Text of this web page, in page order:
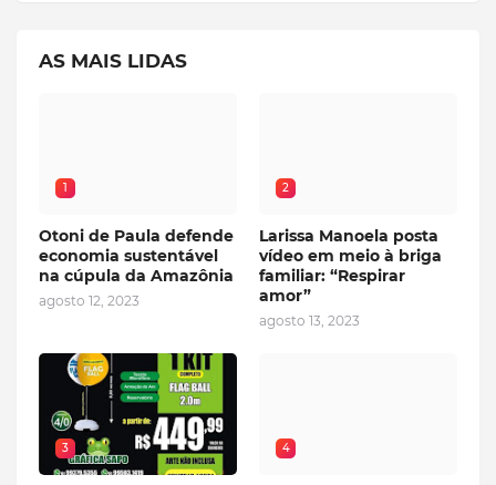
AS MAIS LIDAS
1
Otoni de Paula defende
economia sustentável
na cúpula da Amazônia
agosto 12, 2023
2
Larissa Manoela posta
vídeo em meio à briga
familiar: “Respirar
amor”
agosto 13, 2023
3 4